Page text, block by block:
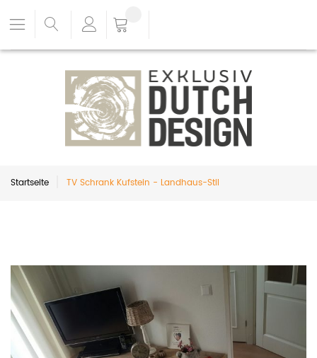
Startseite TV Schrank Kufstein - Landhaus-Stil